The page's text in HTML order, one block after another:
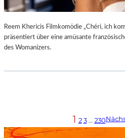
Reem Khericis Filmkomödie „Chéri, ich
präsentiert über eine amüsante
des Womanizers.
1 2 3 … 230